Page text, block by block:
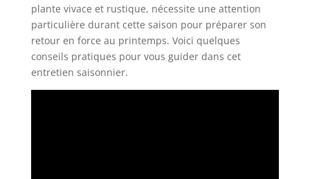
plante vivace et rustique, nécessite une attention
particulière durant cette saison pour préparer son
retour en force au printemps. Voici quelques
conseils pratiques pour vous guider dans cet
entretien saisonnier.